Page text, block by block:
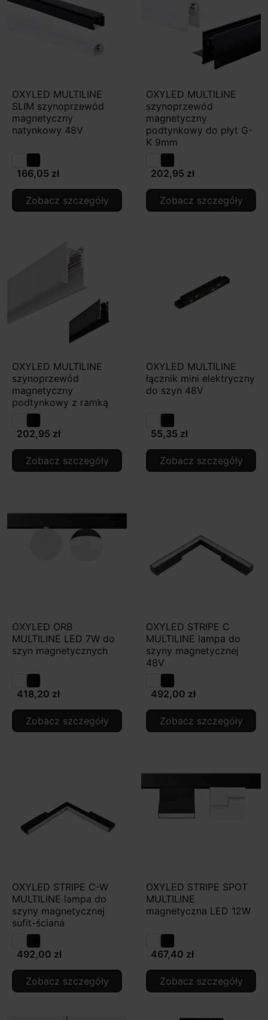
OXYLED MULTILINE
SLIM szynoprzewód
magnetyczny
natynkowy 48V
166,05 zł
Zobacz szczegóły
OXYLED MULTILINE
szynoprzewód
magnetyczny
podtynkowy do płyt G-
K 9mm
202,95 zł
Zobacz szczegóły
OXYLED MULTILINE
szynoprzewód
magnetyczny
podtynkowy z ramką
202,95 zł
Zobacz szczegóły
OXYLED MULTILINE
łącznik mini elektryczny
do szyn 48V
55,35 zł
Zobacz szczegóły
OXYLED ORB
MULTILINE LED 7W do
szyn magnetycznych
418,20 zł
Zobacz szczegóły
OXYLED STRIPE C
MULTILINE lampa do
szyny magnetycznej
48V
492,00 zł
Zobacz szczegóły
OXYLED STRIPE C-W
MULTILINE lampa do
szyny magnetycznej
sufit-ściana
492,00 zł
Zobacz szczegóły
OXYLED STRIPE SPOT
MULTILINE
magnetyczna LED 12W
467,40 zł
Zobacz szczegóły